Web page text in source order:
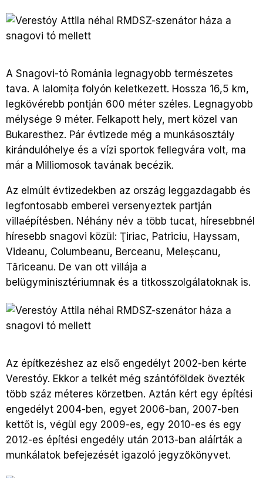
A Snagovi-tó Románia legnagyobb természetes
tava. A Ialomiţa folyón keletkezett. Hossza 16,5 km,
legkövérebb pontján 600 méter széles. Legnagyobb
mélysége 9 méter. Felkapott hely, mert közel van
Bukaresthez. Pár évtizede még a munkásosztály
kirándulóhelye és a vízi sportok fellegvára volt, ma
már a Milliomosok tavának becézik.
Az elmúlt évtizedekben az ország leggazdagabb és
legfontosabb emberei versenyeztek partján
villaépítésben. Néhány név a több tucat, híresebbnél
híresebb snagovi közül: Ţiriac, Patriciu, Hayssam,
Videanu, Columbeanu, Berceanu, Meleşcanu,
Tăriceanu. De van ott villája a
belügyminisztériumnak és a titkosszolgálatoknak is.
Az építkezéshez az első engedélyt 2002-ben kérte
Verestóy. Ekkor a telkét még szántóföldek övezték
több száz méteres körzetben. Aztán kért egy építési
engedélyt 2004-ben, egyet 2006-ban, 2007-ben
kettőt is, végül egy 2009-es, egy 2010-es és egy
2012-es építési engedély után 2013-ban aláírták a
munkálatok befejezését igazoló jegyzőkönyvet.